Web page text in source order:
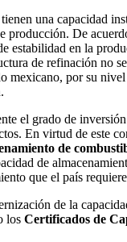
tienen una capacidad
producción. De
estabilidad en la
de refinación no
mexicano, por su
el grado de
En virtud de este
de
de
que el país
de la
los Certificados de